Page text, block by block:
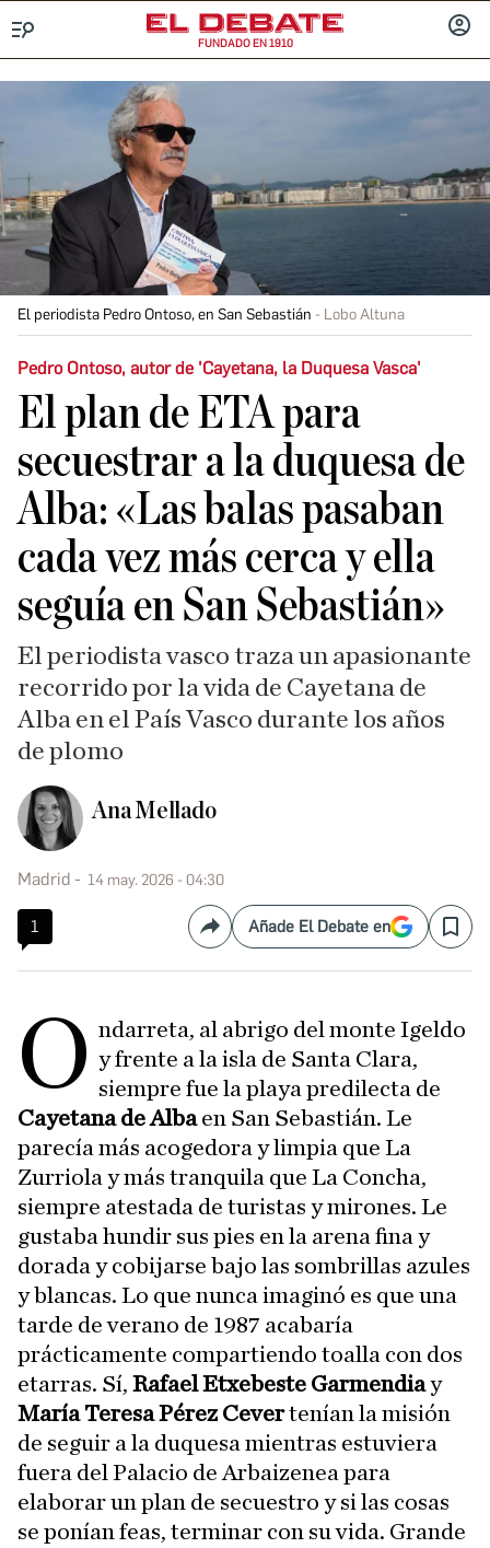
FUNDADO EN 1910
El periodista Pedro Ontoso, en San Sebastián Lobo Altuna
Pedro Ontoso, autor de 'Cayetana, la Duquesa Vasca'
El plan de ETA para
secuestrar a la duquesa de
Alba: «Las balas pasaban
cada vez más cerca y ella
seguía en San Sebastián»
El periodista vasco traza un apasionante
recorrido por la vida de Cayetana de
Alba en el País Vasco durante los años
de plomo
Ana Mellado
Madrid 14 may. 2026 - 04:30
1 CompartirAñade El Debate en Save
O ndarreta, al abrigo del monte Igeldo
y frente a la isla de Santa Clara,
siempre fue la playa predilecta de
Cayetana de Albaen San Sebastián. Le
parecía más acogedora y limpia que La
Zurriola y más tranquila que La Concha,
siempre atestada de turistas y mirones. Le
gustaba hundir sus pies en la arena fina y
dorada y cobijarse bajo las sombrillas azules
y blancas. Lo que nunca imaginó es que una
tarde de verano de 1987 acabaría
prácticamente compartiendo toalla con dos
etarras. Sí, Rafael Etxebeste Garmendiay
María Teresa Pérez Cevertenían la misión
de seguir a la duquesa mientras estuviera
fuera del Palacio de Arbaizenea para
elaborar un plan de secuestro y si las cosas
se ponían feas, terminar con su vida. Grande